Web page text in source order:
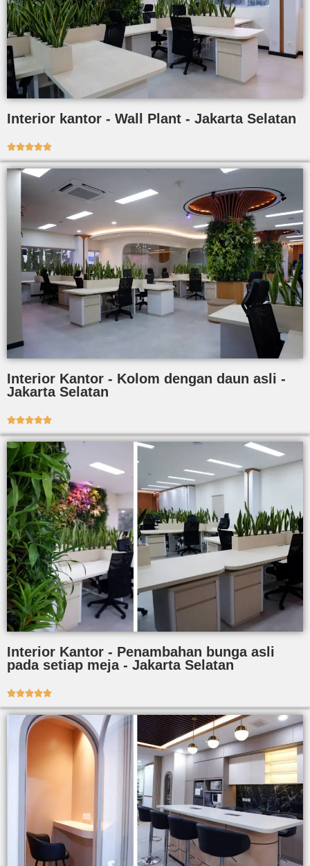
Interior kantor - Wall Plant - Jakarta Selatan

Interior Kantor - Kolom dengan daun asli -
Jakarta Selatan

Interior Kantor - Penambahan bunga asli
pada setiap meja - Jakarta Selatan
